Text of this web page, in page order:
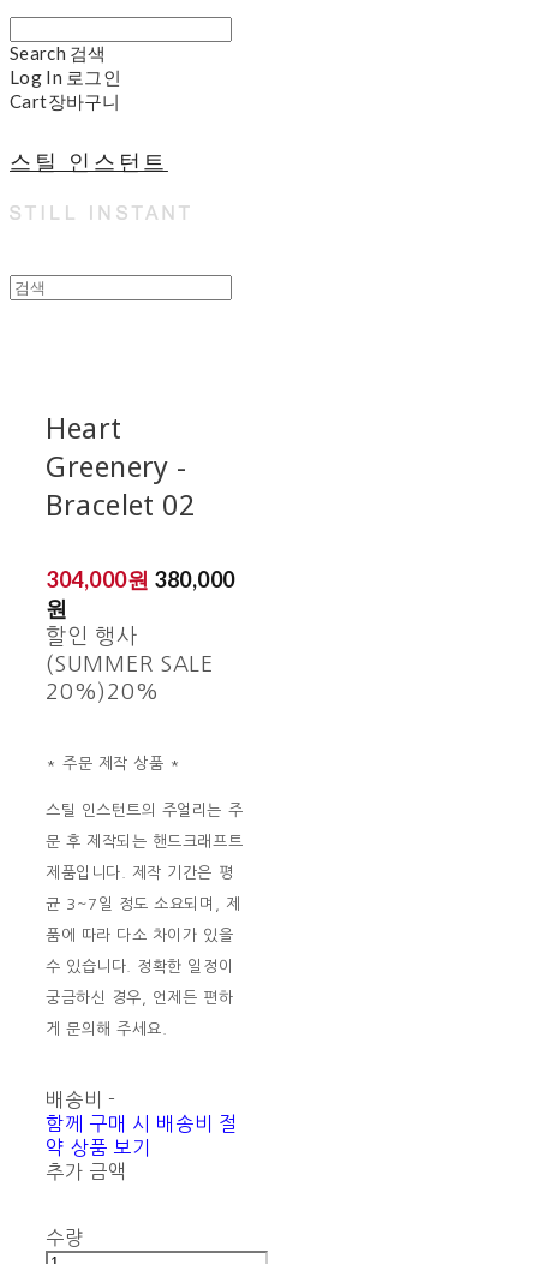
Search 검색
Log In 로그인
Cart장바구니
스틸 인스턴트
Heart
Greenery -
Bracelet 02
304,000원 380,000
원
할인 행사
(SUMMER SALE
20%) 20%
* 주문 제작 상품 *
스틸 인스턴트의 주얼리는 주
문 후 제작되는 핸드크래프트
제품입니다. 제작 기간은 평
균 3~7일 정도 소요되며, 제
품에 따라 다소 차이가 있을
수 있습니다. 정확한 일정이
궁금하신 경우, 언제든 편하
게 문의해 주세요.
배송비 -
함께 구매 시 배송비 절
약 상품 보기
추가 금액
수량